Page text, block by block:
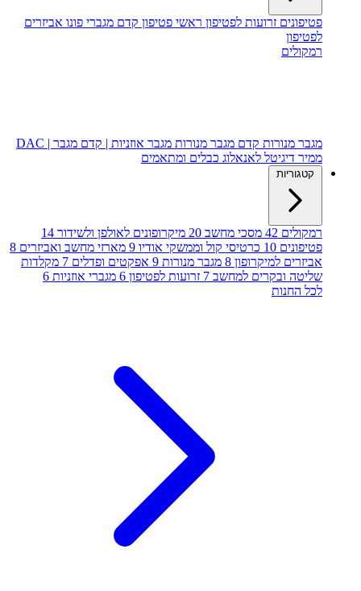
פטיפונים זרועות לפטיפון ראשי פטיפון קדם מגברי פונו אביזרים
לפטיפון
רמקולים
מגבר מנורות קדם מגבר מנורות מגבר אוזניות | קדם מגבר | DAC
ממיר דיגיטל לאנאלוג כבלים ומתאמים
קטגוריות
רמקולים 42 מסכי מחשב 20 מיקרופונים לאולפן ולשידור 14
פטיפונים 10 כרטיסי קול וממשקי אודיו 9 מארזי מחשב ואביזרים 8
אביזרים למיקרופון 8 מגבר מנורות 9 אפקטים ופדלים 7 מקלדות
שליטה ובקרים למחשב 7 זרועות לפטיפון 6 מגברי אוזניות 6
לכל החנות